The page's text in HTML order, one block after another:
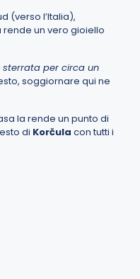
(verso l’Italia),
un vero gioiello
sterrata per circa un
soggiornare qui ne
la rende un punto di
di Korčula con tutti i